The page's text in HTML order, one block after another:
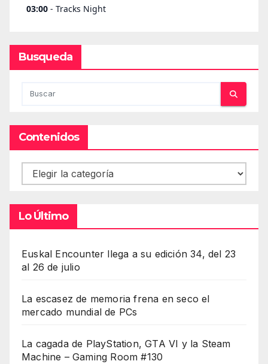
Busqueda
Contenidos
Contenidos
Lo Último
Euskal Encounter llega a su edición 34, del 23
al 26 de julio
La escasez de memoria frena en seco el
mercado mundial de PCs
La cagada de PlayStation, GTA VI y la Steam
Machine – Gaming Room #130